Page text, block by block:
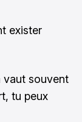
exister
vaut souvent
tu peux